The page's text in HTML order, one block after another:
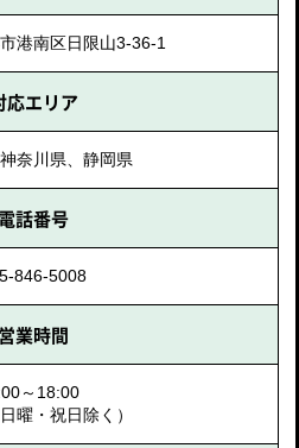
港南区日限山3-36-1
応エリア
奈川県、静岡県
電話番号
846-5008
営業時間
～18:00
曜・祝日除く）